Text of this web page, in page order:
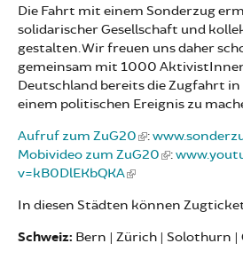
Die Fahrt mit einem Sonderzug
solidarischer Gesellschaft und
gestalten. Wir freuen uns daher
gemeinsam mit 1000
Deutschland bereits die Zugfahrt
einem politischen Ereignis zu
Aufruf zum ZuG20
:
Mobivideo zum ZuG20
:
v=kB0DlEKbQKA
In diesen Städten können
Schweiz: Bern | Zürich | Solothurn |